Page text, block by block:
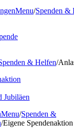
Menu/Spenden &
& Helfen/
Jubiläen
Menu/Spenden &
/Eigene Spendenaktion